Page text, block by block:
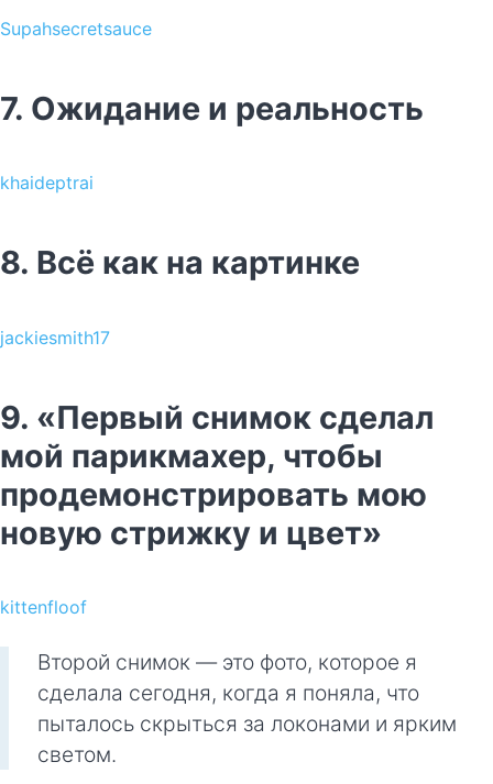
Supahsecretsauce
7. Ожидание и реальность
khaideptrai
8. Всё как на картинке
jackiesmith17
9. «Первый снимок сделал
мой парикмахер, чтобы
продемонстрировать мою
новую стрижку и цвет»
kittenfloof
Второй снимок — это фото, которое я
сделала сегодня, когда я поняла, что
пыталось скрыться за локонами и ярким
светом.